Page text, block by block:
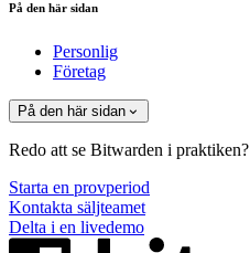
På den här sidan
Personlig
Företag
På den här sidan
Redo att se Bitwarden i praktiken?
Starta en provperiod
Kontakta säljteamet
Delta i en livedemo